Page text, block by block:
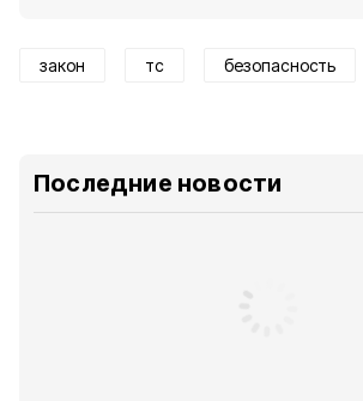
закон тс безопасность
Последние новости